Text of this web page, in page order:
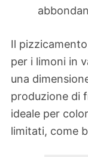
Il
per i limoni in
una
produzione di
ideale per
limitati, come